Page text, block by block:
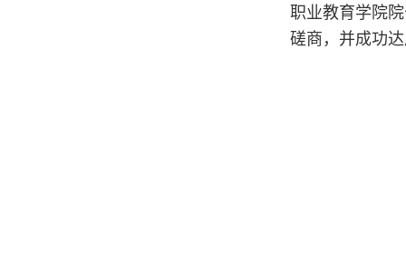
职业教育学院
磋商，并成功